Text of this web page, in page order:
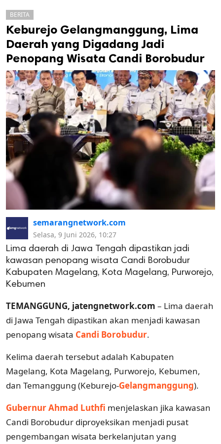
cipta.
BERITA
Keburejo Gelangmanggung, Lima
Daerah yang Digadang Jadi
Penopang Wisata Candi Borobudur
semarangnetwork.com
Selasa, 9 Juni 2026, 10:27
Lima daerah di Jawa Tengah dipastikan jadi
kawasan penopang wisata Candi Borobudur
Kabupaten Magelang, Kota Magelang, Purworejo,
Kebumen
TEMANGGUNG, jatengnetwork.com – Lima daerah
di Jawa Tengah dipastikan akan menjadi kawasan
penopang wisata Candi Borobudur.
Kelima daerah tersebut adalah Kabupaten
Magelang, Kota Magelang, Purworejo, Kebumen,
dan Temanggung (Keburejo-Gelangmanggung).
Gubernur Ahmad Luthfi menjelaskan jika kawasan
Candi Borobudur diproyeksikan menjadi pusat
pengembangan wisata berkelanjutan yang